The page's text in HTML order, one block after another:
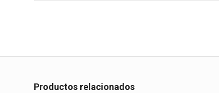
Productos relacionados